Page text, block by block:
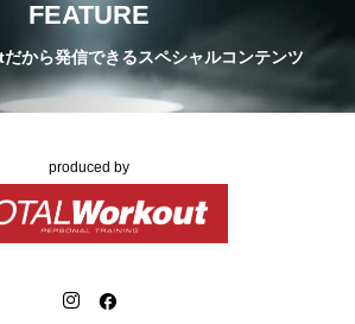
FEATURE
から発信できるスペシャルコンテンツ
produced by